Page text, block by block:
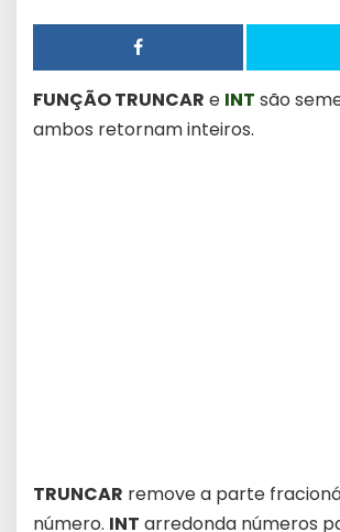
FUNÇÃO TRUNCAR e INT são
ambos retornam inteiros.
TRUNCAR remove a parte
número. INT arredonda números